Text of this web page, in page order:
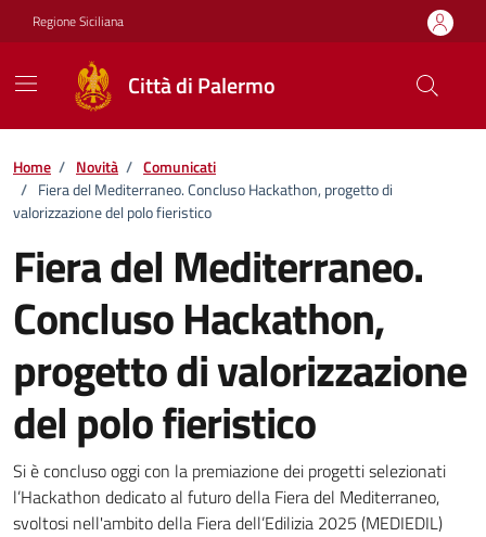
Vai ai contenuti
Vai al footer
Regione Siciliana
Città di Palermo
Home / Novità / Comunicati
/ Fiera del Mediterraneo. Concluso Hackathon, progetto di
valorizzazione del polo fieristico
Fiera del Mediterraneo.
Concluso Hackathon,
progetto di valorizzazione
del polo fieristico
Dettagli della notizia
Si è concluso oggi con la premiazione dei progetti selezionati
l’Hackathon dedicato al futuro della Fiera del Mediterraneo,
svoltosi nell'ambito della Fiera dell’Edilizia 2025 (MEDIEDIL)